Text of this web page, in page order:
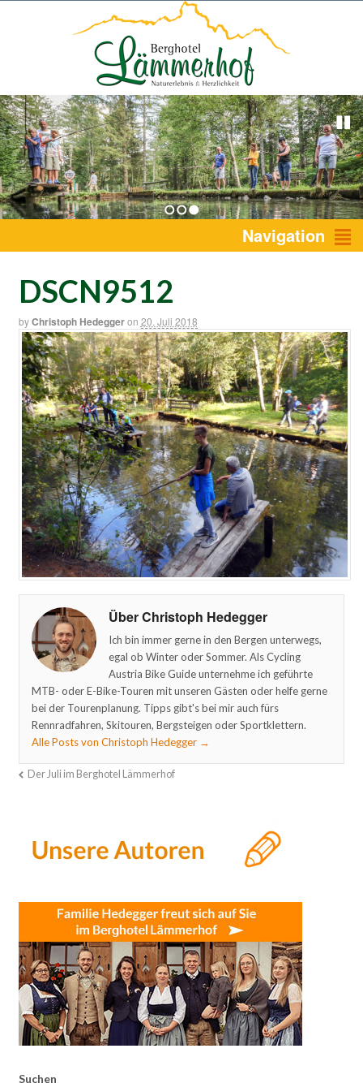
1 2 3 Navigation
DSCN9512
byChristoph Hedeggeron 20. Juli 2018
Über Christoph Hedegger
Ich bin immer gerne in den Bergen unterwegs,
egal ob Winter oder Sommer. Als Cycling
Austria Bike Guide unternehme ich geführte
MTB- oder E-Bike-Touren mit unseren Gästen oder helfe gerne
bei der Tourenplanung. Tipps gibt's bei mir auch fürs
Rennradfahren, Skitouren, Bergsteigen oder Sportklettern.
Alle Posts von Christoph Hedegger →
Der Juli im Berghotel Lämmerhof
Suchen